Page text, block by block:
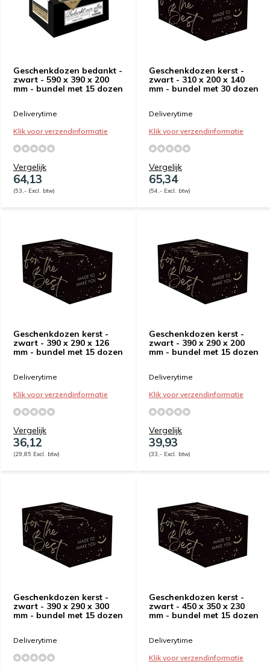
Geschenkdozen bedankt -
zwart - 590 x 390 x 200
mm - bundel met 15 dozen
Deliverytime
Klik voor verzendinformatie
Vergelijk
64,13
(53,- Excl. btw)
Geschenkdozen kerst -
zwart - 310 x 200 x 140
mm - bundel met 30 dozen
Deliverytime
Klik voor verzendinformatie
Vergelijk
65,34
(54,- Excl. btw)
Geschenkdozen kerst -
zwart - 390 x 290 x 126
mm - bundel met 15 dozen
Deliverytime
Klik voor verzendinformatie
Vergelijk
36,12
(29,85 Excl. btw)
Geschenkdozen kerst -
zwart - 390 x 290 x 200
mm - bundel met 15 dozen
Deliverytime
Klik voor verzendinformatie
Vergelijk
39,93
(33,- Excl. btw)
Geschenkdozen kerst -
zwart - 390 x 290 x 300
mm - bundel met 15 dozen
Deliverytime
Geschenkdozen kerst -
zwart - 450 x 350 x 230
mm - bundel met 15 dozen
Deliverytime
Klik voor verzendinformatie